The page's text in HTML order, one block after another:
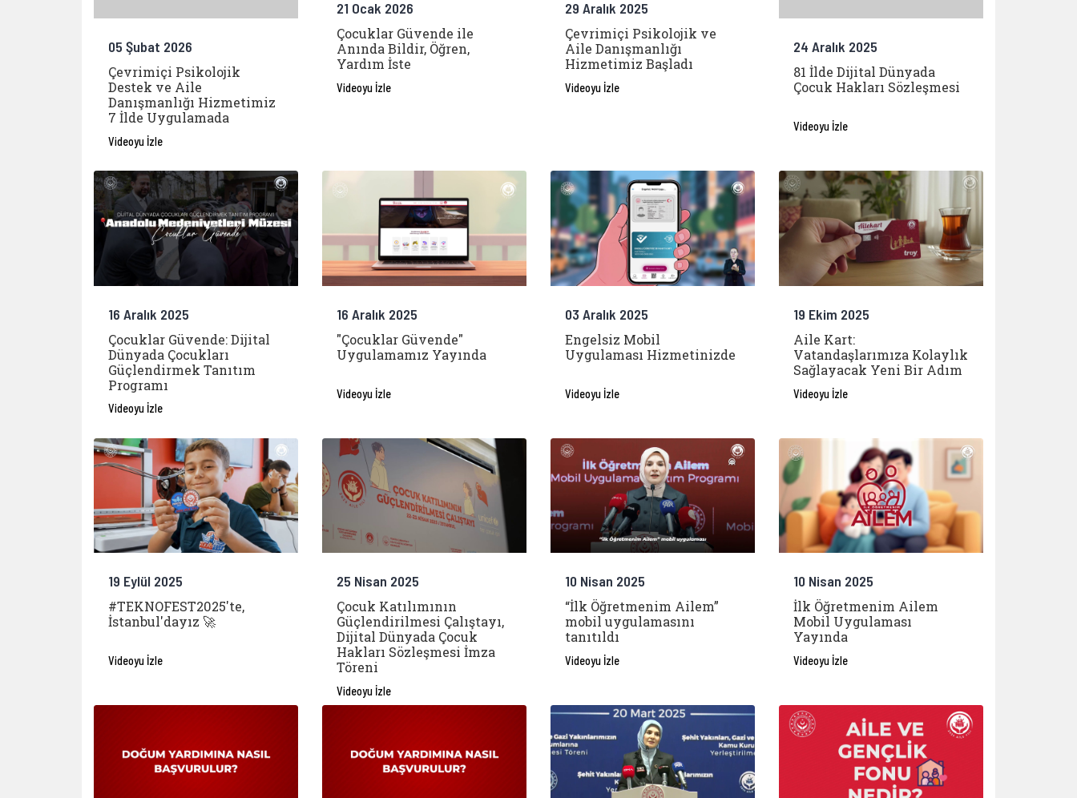
05 Şubat 2026
Çevrimiçi Psikolojik
Destek ve Aile
Danışmanlığı Hizmetimiz
7 İlde Uygulamada
Videoyu İzle
21 Ocak 2026
Çocuklar Güvende ile
Anında Bildir, Öğren,
Yardım İste
Videoyu İzle
29 Aralık 2025
Çevrimiçi Psikolojik ve
Aile Danışmanlığı
Hizmetimiz Başladı
Videoyu İzle
24 Aralık 2025
81 İlde Dijital Dünyada
Çocuk Hakları Sözleşmesi
Videoyu İzle
16 Aralık 2025
Çocuklar Güvende: Dijital
Dünyada Çocukları
Güçlendirmek Tanıtım
Programı
Videoyu İzle
16 Aralık 2025
"Çocuklar Güvende"
Uygulamamız Yayında
Videoyu İzle
03 Aralık 2025
Engelsiz Mobil
Uygulaması Hizmetinizde
Videoyu İzle
19 Ekim 2025
Aile Kart:
Vatandaşlarımıza Kolaylık
Sağlayacak Yeni Bir Adım
Videoyu İzle
19 Eylül 2025
#TEKNOFEST2025'te,
İstanbul'dayız 🚀
Videoyu İzle
25 Nisan 2025
Çocuk Katılımının
Güçlendirilmesi Çalıştayı,
Dijital Dünyada Çocuk
Hakları Sözleşmesi İmza
Töreni
Videoyu İzle
10 Nisan 2025
“İlk Öğretmenim Ailem”
mobil uygulamasını
tanıtıldı
Videoyu İzle
10 Nisan 2025
İlk Öğretmenim Ailem
Mobil Uygulaması
Yayında
Videoyu İzle